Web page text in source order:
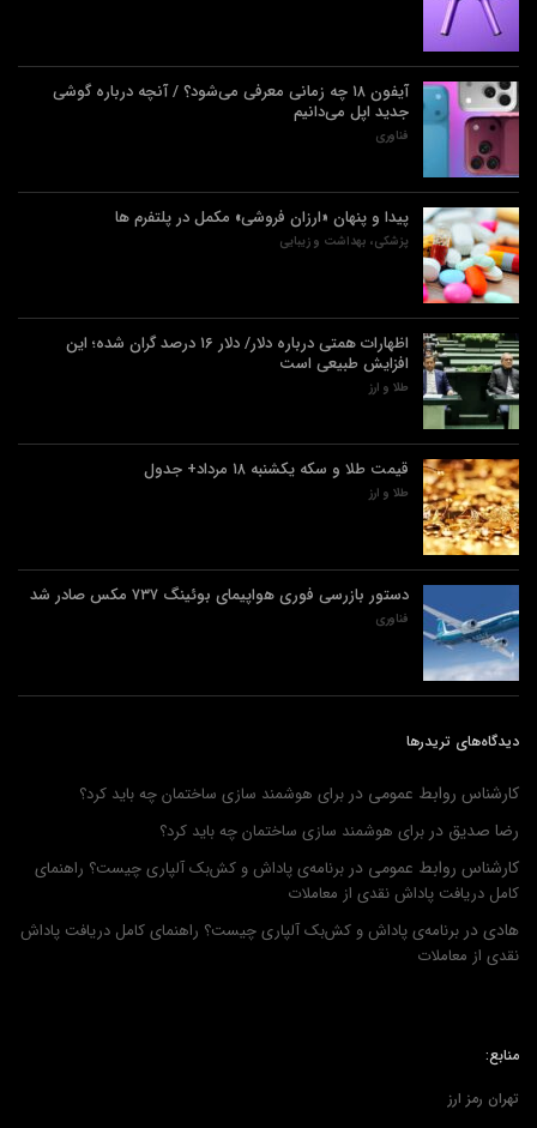
آیفون ۱۸ چه زمانی معرفی می‌شود؟ / آنچه درباره گوشی
جدید اپل می‌دانیم
فناوری
پیدا و پنهان «ارزان فروشی» مکمل در پلتفرم ها
پزشکی، بهداشت و زیبایی
اظهارات همتی درباره دلار/ دلار ۱۶ درصد گران شده؛ این
افزایش طبیعی است
طلا و ارز
قیمت طلا و سکه یکشنبه ۱۸ مرداد+ جدول
طلا و ارز
دستور بازرسی فوری هواپیمای بوئینگ ۷۳۷ مکس صادر شد
فناوری
دیدگاه‌های تریدرها
کارشناس روابط عمومی در برای هوشمند سازی ساختمان چه باید کرد؟
رضا صدیق در برای هوشمند سازی ساختمان چه باید کرد؟
کارشناس روابط عمومی در برنامه‌ی پاداش و کش‌بک آلپاری چیست؟ راهنمای
کامل دریافت پاداش نقدی از معاملات
هادی در برنامه‌ی پاداش و کش‌بک آلپاری چیست؟ راهنمای کامل دریافت پاداش
نقدی از معاملات
منابع:
تهران رمز ارز